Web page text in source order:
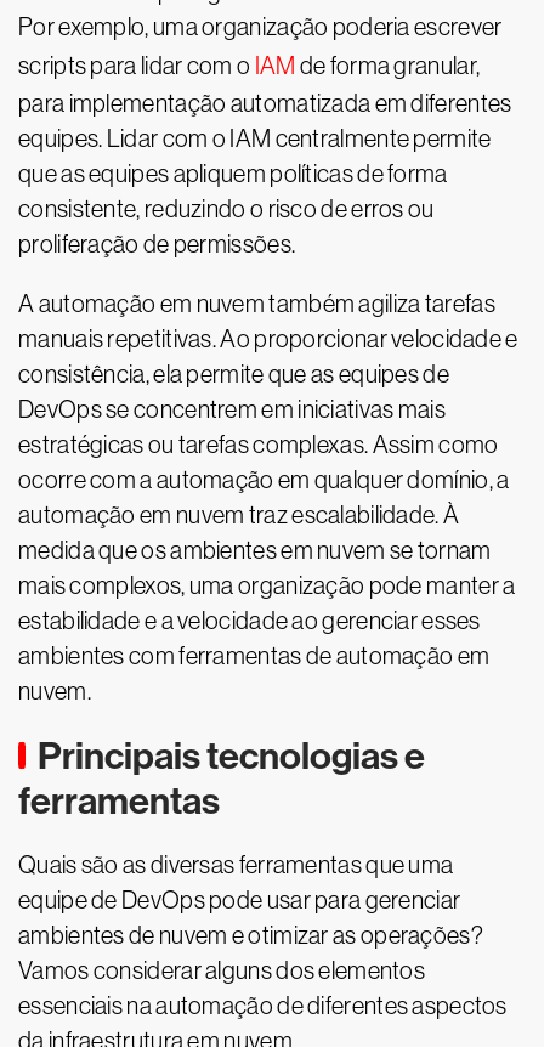
Por exemplo, uma organização poderia escrever
scripts para lidar com o IAM de forma granular,
para implementação automatizada em diferentes
equipes. Lidar com o IAM centralmente permite
que as equipes apliquem políticas de forma
consistente, reduzindo o risco de erros ou
proliferação de permissões.
A automação em nuvem também agiliza tarefas
manuais repetitivas. Ao proporcionar velocidade e
consistência, ela permite que as equipes de
DevOps se concentrem em iniciativas mais
estratégicas ou tarefas complexas. Assim como
ocorre com a automação em qualquer domínio, a
automação em nuvem traz escalabilidade. À
medida que os ambientes em nuvem se tornam
mais complexos, uma organização pode manter a
estabilidade e a velocidade ao gerenciar esses
ambientes com ferramentas de automação em
nuvem.
Principais tecnologias e
ferramentas
Quais são as diversas ferramentas que uma
equipe de DevOps pode usar para gerenciar
ambientes de nuvem e otimizar as operações?
Vamos considerar alguns dos elementos
essenciais na automação de diferentes aspectos
da infraestrutura em nuvem.